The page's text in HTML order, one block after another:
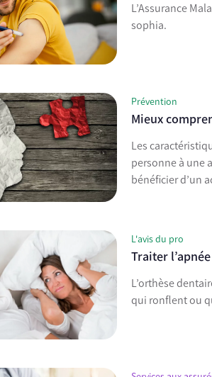
L’Assurance
sophia.
Prévention
Mieux
Les
personne à une
bénéficier d’un
L'avis du pro
Traiter
L’orthèse
qui ronflent ou